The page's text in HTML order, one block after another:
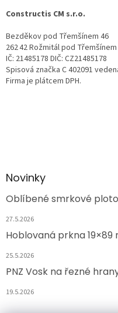
Constructis CM s.r.o.
Bezděkov pod Třemšínem 46
262 42 Rožmitál pod Třemšínem
IČ: 21485178 DIČ: CZ21485178
Spisová značka C 402091
Firma je plátcem DPH.
Novinky
Oblíbené smrkové
27.5.2026
Hoblovaná prkna
25.5.2026
PNZ Vosk na řezné
19.5.2026